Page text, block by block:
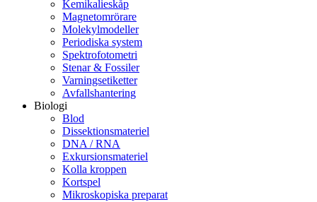
Kemikalieskåp
Magnetomrörare
Molekylmodeller
Periodiska system
Spektrofotometri
Stenar & Fossiler
Varningsetiketter
Avfallshantering
Biologi
Blod
Dissektionsmateriel
DNA / RNA
Exkursionsmateriel
Kolla kroppen
Kortspel
Mikroskopiska preparat